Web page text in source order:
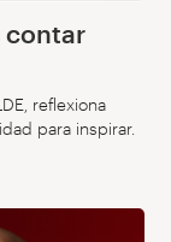
contar
reflexiona
para inspirar.